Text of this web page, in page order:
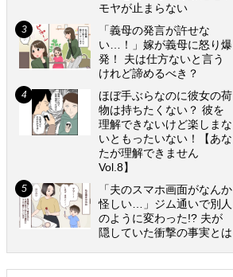
モヤが止まらない
「義母の発言が許せな
い…！」嫁が義母に怒り爆
発！ 夫は仕方ないと言う
けれど諦めるべき？
ほぼ手ぶらなのに彼女の荷
物は持ちたくない？ 彼を
理解できないけど楽しまな
いともったいない！【あな
たが理解できません
Vol.8】
「夫のスマホ画面がなんか
怪しい…」ジム通いで別人
のように変わった!? 夫が
隠していた衝撃の事実とは